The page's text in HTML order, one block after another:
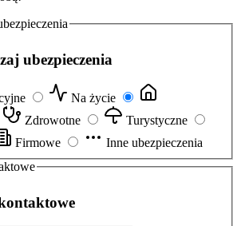
ubezpieczenia
Na życie
Zdrowotne
Turystyczne
Firmowe
Inne ubezpieczenia